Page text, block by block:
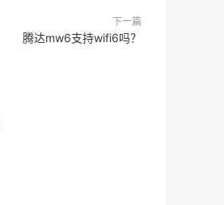
下一篇
腾达mw6支持wifi6吗？